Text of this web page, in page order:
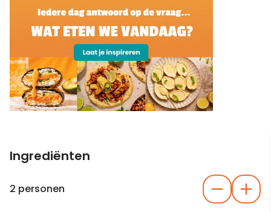
Ingrediënten
2 personen